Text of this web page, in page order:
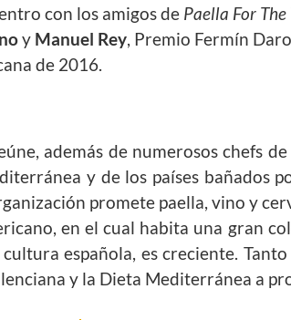
con los amigos de Paella For
y Manuel Rey, Premio Fermín
de 2016.
además de numerosos chefs
y de los países bañados
promete paella, vino y
en el cual habita una gran
española, es creciente.
y la Dieta Mediterránea a